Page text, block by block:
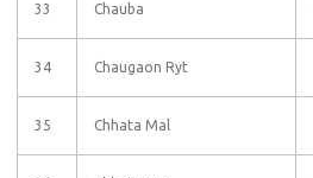
33 Chauba
34 Chaugaon Ryt
35 Chhata Mal